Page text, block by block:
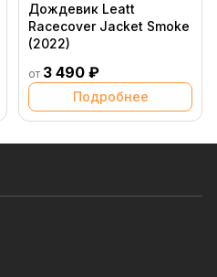
Дождевик Leatt
Racecover Jacket Smoke
(2022)
от 3 490 ₽
Подробнее